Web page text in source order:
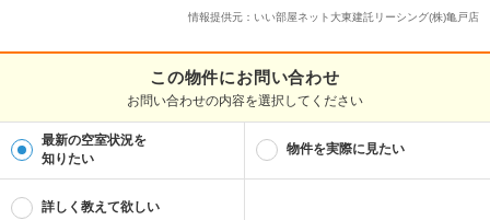
情報提供元：いい部屋ネット大東建託リーシング(株)亀戸店
この物件にお問い合わせ
お問い合わせの内容を選択してください
最新の空室状況を
知りたい
物件を実際に見たい
詳しく教えて欲しい